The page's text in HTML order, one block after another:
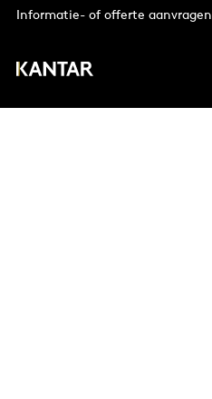
Informatie- of offerte aanvragen